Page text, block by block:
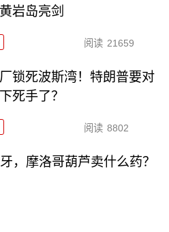
岩岛亮剑
阅读 21659
锁死波斯湾！特朗普要对
死手了？
阅读 8802
，摩洛哥葫芦卖什么药？